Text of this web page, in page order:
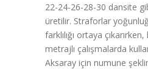
22-24-26-28-30 dansite
üretilir. Straforlar
farklılığı ortaya
metrajlı çalışmalarda
Aksaray için numune